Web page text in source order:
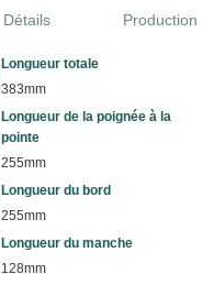
Détails Production
Longueur totale
383mm
Longueur de la poignée à la
pointe
255mm
Longueur du bord
255mm
Longueur du manche
128mm